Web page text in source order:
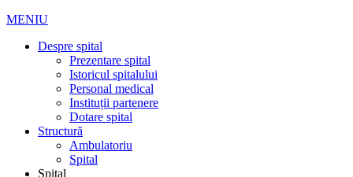
MENIU
Despre spital
Prezentare spital
Istoricul spitalului
Personal medical
Instituții partenere
Dotare spital
Structură
Ambulatoriu
Spital
Spital